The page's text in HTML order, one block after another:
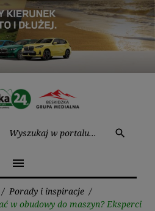
search
menu
/ Porady i inspiracje /
w obudowy do maszyn? Eksperci